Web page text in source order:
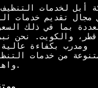
أبل لخدمات
مجال تقديم خدمات
بما في ذلك
قطر، والكويت. نحن
ومدرب بكفاءة
من خدمات
واهتمام بالتفاصيل.